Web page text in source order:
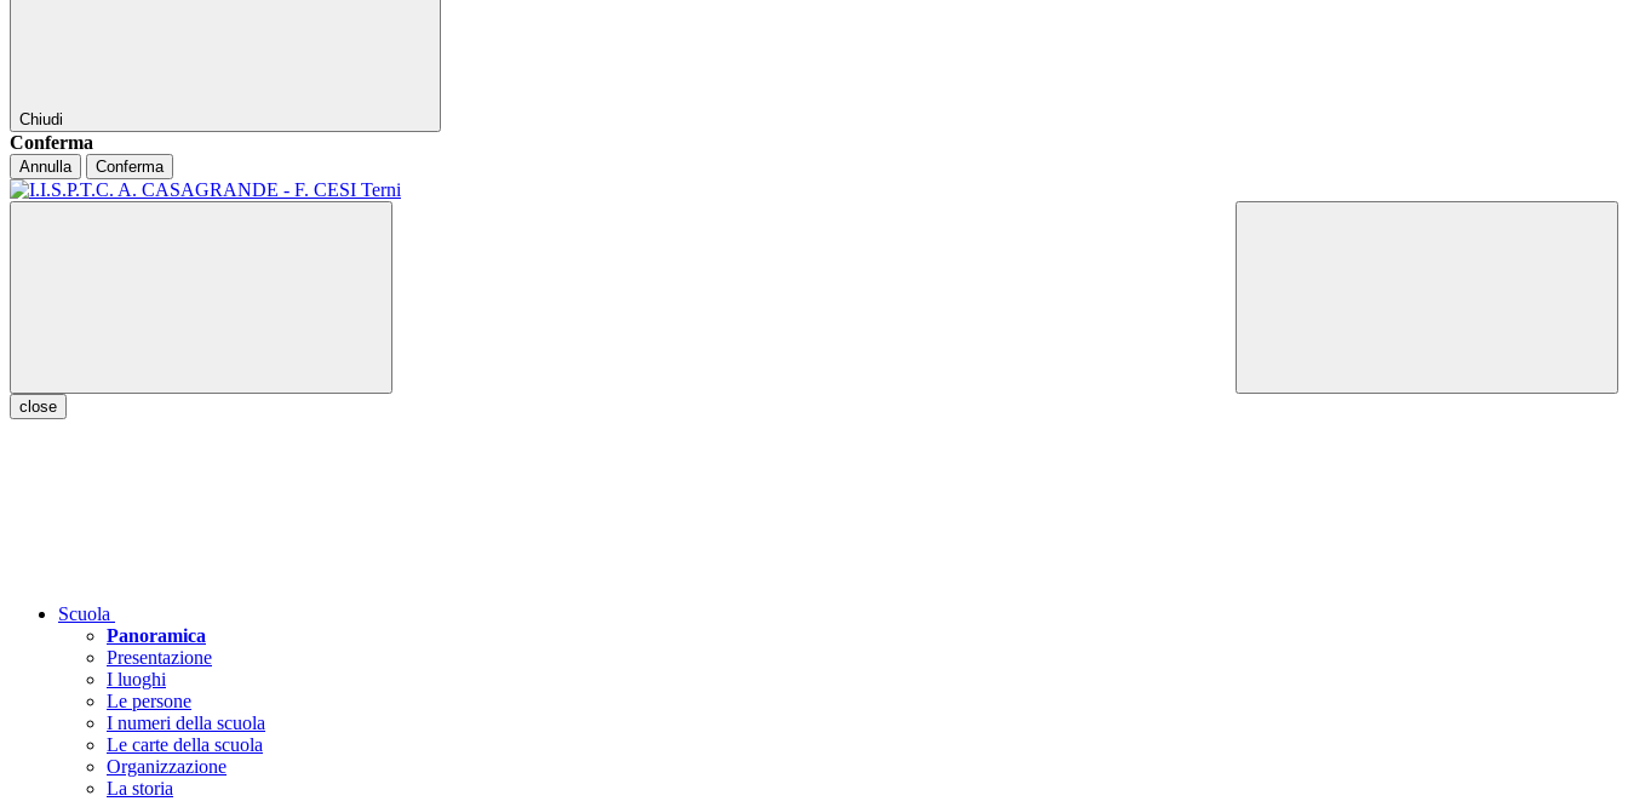
Chiudi
Conferma
Annulla Conferma
close
Scuola
Panoramica
Presentazione
I luoghi
Le persone
I numeri della scuola
Le carte della scuola
Organizzazione
La storia